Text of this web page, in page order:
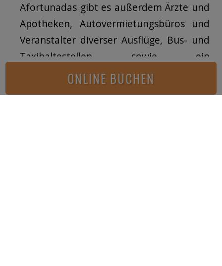
ONLINE BUCHEN
Afortunadas gibt es außerdem Ärzte und
Apotheken, Autovermietungsbüros und
Veranstalter diverser Ausflüge, Bus- und
Taxihaltestellen sowie ein
Fremdenverkehrsbüro.